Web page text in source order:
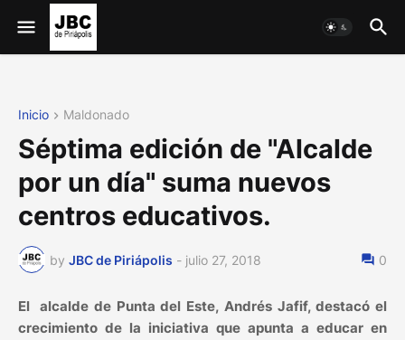
Inicio Maldonado
Séptima edición de "Alcalde
por un día" suma nuevos
centros educativos.
by JBC de Piriápolis - julio 27, 2018 0
El alcalde de Punta del Este, Andrés Jafif, destacó el
crecimiento de la iniciativa que apunta a educar en